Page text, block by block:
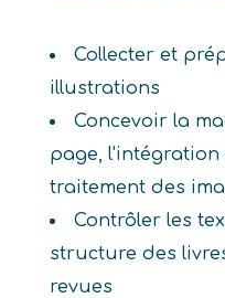
Collecter et
illustrations
Concevoir la
page, l'intégration
traitement des
Contrôler les
structure des
revues